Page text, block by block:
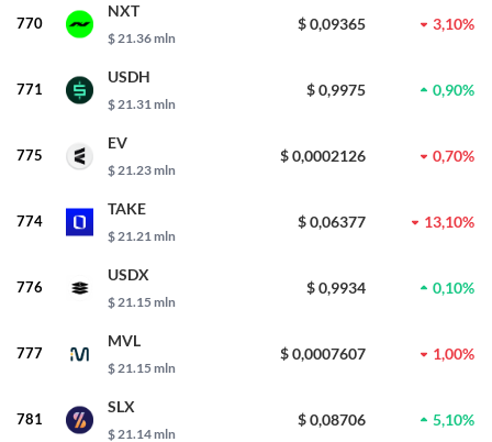
770
NXT
$ 21.36 mln
$ 0,09365 3,10%
771
USDH
$ 21.31 mln
$ 0,9975 0,90%
775
EV
$ 21.23 mln
$ 0,0002126 0,70%
774
TAKE
$ 21.21 mln
$ 0,06377 13,10%
776
USDX
$ 21.15 mln
$ 0,9934 0,10%
777
MVL
$ 21.15 mln
$ 0,0007607 1,00%
781
SLX
$ 21.14 mln
$ 0,08706 5,10%